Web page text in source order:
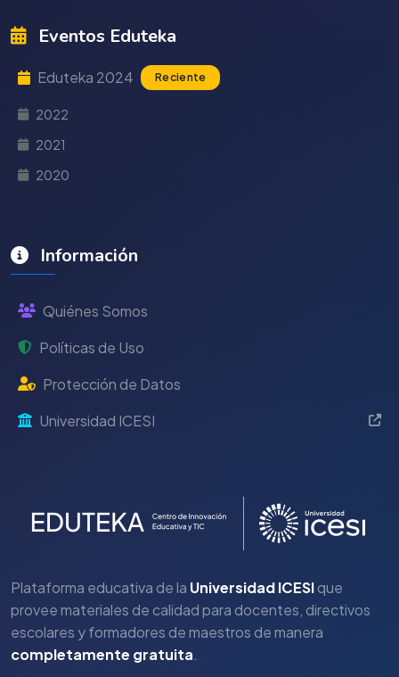
Eventos Eduteka
Eduteka 2024 Reciente
2022
2021
2020
Información
Quiénes Somos
Políticas de Uso
Protección de Datos
Universidad ICESI
Plataforma educativa de la Universidad ICESIque
provee materiales de calidad para docentes, directivos
escolares y formadores de maestros de manera
completamente gratuita.